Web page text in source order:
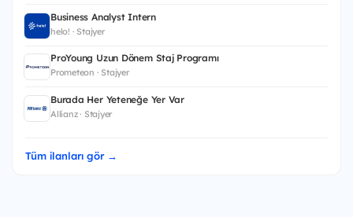
Business Analyst Intern
helo! · Stajyer
ProYoung Uzun Dönem Staj Programı
Prometeon · Stajyer
Burada Her Yeteneğe Yer Var
Allianz · Stajyer
Tüm ilanları gör →